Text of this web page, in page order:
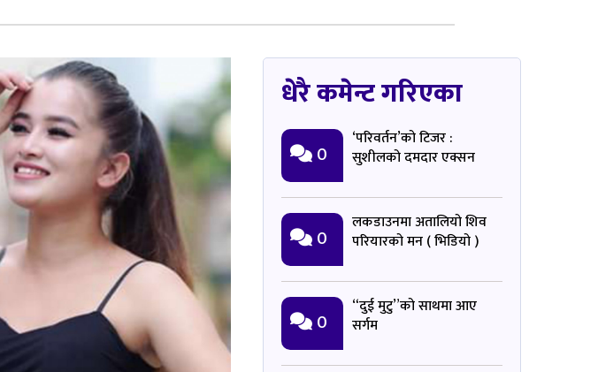
धेरै कमेन्ट गरिएका
0
‘परिवर्तन’को टिजर :
सुशीलको दमदार एक्सन
0
लकडाउनमा अतालियो शिव
परियारको मन ( भिडियो )
0
“दुई मुटु”को साथमा आए
सर्गम